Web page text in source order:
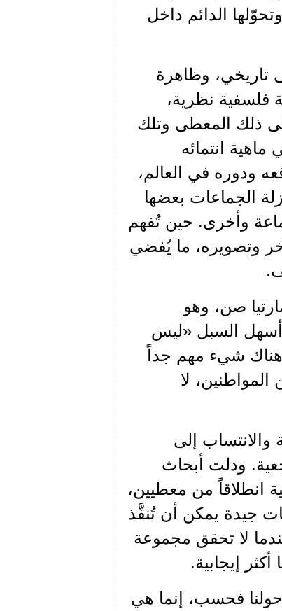
الدائم داخل
تاريخي، وظاهرة
فلسفية نظرية،
ذلك المعطى وتلك
انتمائه
ودوره في العالم،
الجماعات بعضها
وأخرى. حين تُفهم
وتصويره، ما يُفضي
وهم المصير الحتمي» 2006 يرى إمارتيا صن، وهو
هندي، حاز نوبل الاقتصاد عام 1998، أن أسهل السبل «ليس
هناك شيء مهم جداً
لا
والانتساب إلى
ودلت أبحاث
انطلاقاً من معطيين،
جيدة يمكن أن تُنفَّذ
لا تحقق مجموعة
إيجابية.
حولنا فحسب، إنما هي